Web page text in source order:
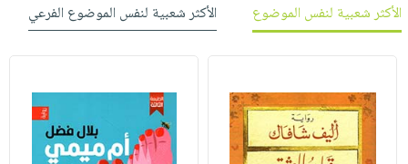
تواصل
معنا
الأكثر شعبية لنفس الموضوع
الأكثر شعبية لنفس الموضوع الفرعي